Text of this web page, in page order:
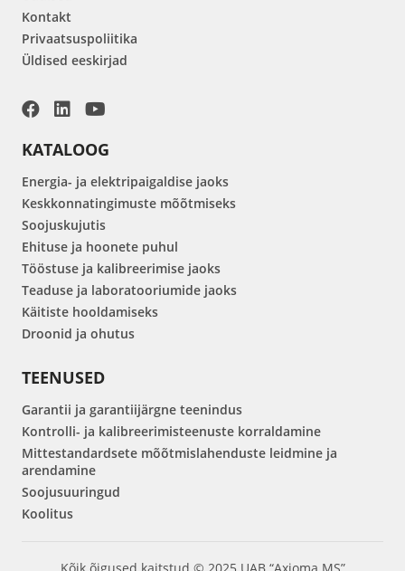
Kontakt
Privaatsuspoliitika
Üldised eeskirjad
KATALOOG
Energia- ja elektripaigaldise jaoks
Keskkonnatingimuste mõõtmiseks
Soojuskujutis
Ehituse ja hoonete puhul
Tööstuse ja kalibreerimise jaoks
Teaduse ja laboratooriumide jaoks
Käitiste hooldamiseks
Droonid ja ohutus
TEENUSED
Garantii ja garantiijärgne teenindus
Kontrolli- ja kalibreerimisteenuste korraldamine
Mittestandardsete mõõtmislahenduste leidmine ja
arendamine
Soojusuuringud
Koolitus